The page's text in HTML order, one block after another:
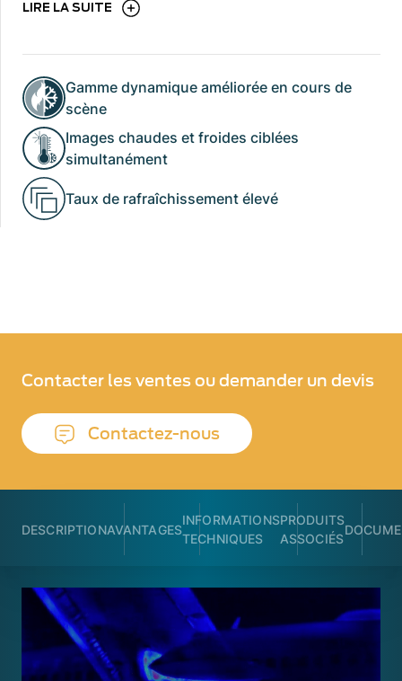
LIRE LA SUITE
Gamme dynamique améliorée en cours de
scène
Images chaudes et froides ciblées
simultanément
Taux de rafraîchissement élevé
Contacter les ventes ou demander un devis
Contactez-nous
DESCRIPTIONAVANTAGES
INFORMATIONS
TECHNIQUES
PRODUITS
ASSOCIÉS